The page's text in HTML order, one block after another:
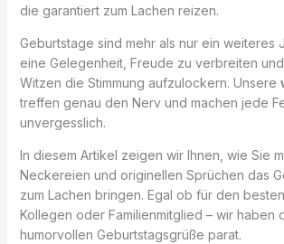
die garantiert zum Lachen reizen.
Geburtstage sind mehr als nur ein weiteres
eine Gelegenheit, Freude zu verbreiten
Witzen die Stimmung aufzulockern. Unsere
treffen genau den Nerv und machen jede
unvergesslich.
In diesem Artikel zeigen wir Ihnen, wie Sie
Neckereien und originellen Sprüchen das
zum Lachen bringen. Egal ob für den
Kollegen oder Familienmitglied – wir haben
humorvollen Geburtstagsgrüße parat.